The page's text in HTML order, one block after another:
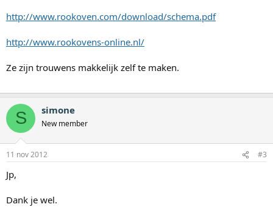
http://www.rookoven.com/download/schema.pdf
http://www.rookovens-online.nl/
Ze zijn trouwens makkelijk zelf te maken.
S simone
New member
11 nov 2012 #3
Jp,
Dank je wel.